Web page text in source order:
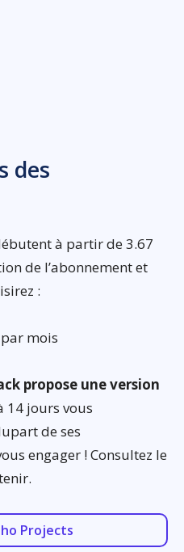
des
à partir de 3.67
de l’abonnement et
:
mois
propose une version
14 jours vous
de ses
engager ! Consultez le
Projects